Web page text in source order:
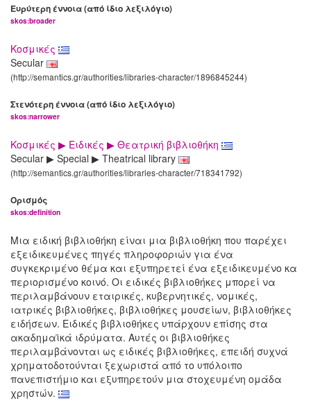
Ευρύτερη έννοια (από ίδιο λεξιλόγιο)
skos:broader
Κοσμικές
Secular
(http://semantics.gr/authorities/libraries-character/1896845244)
Στενότερη έννοια (από ίδιο λεξιλόγιο)
skos:narrower
Κοσμικές ▶ Ειδικές ▶ Θεατρική βιβλιοθήκη
Secular ▶ Special ▶ Theatrical library
(http://semantics.gr/authorities/libraries-character/718341792)
Ορισμός
skos:definition
Μια ειδική βιβλιοθήκη είναι μια βιβλιοθήκη που παρέχει
εξειδικευμένες πηγές πληροφοριών για ένα
συγκεκριμένο θέμα και εξυπηρετεί ένα εξειδικευμένο κα
περιορισμένο κοινό. Οι ειδικές βιβλιοθήκες μπορεί να
περιλαμβάνουν εταιρικές, κυβερνητικές, νομικές,
ιατρικές βιβλιοθήκες, βιβλιοθήκες μουσείων, βιβλιοθήκες
ειδήσεων. Ειδικές βιβλιοθήκες υπάρχουν επίσης στα
ακαδημαϊκά ιδρύματα. Αυτές οι βιβλιοθήκες
περιλαμβάνονται ως ειδικές βιβλιοθήκες, επειδή συχνά
χρηματοδοτούνται ξεχωριστά από το υπόλοιπο
πανεπιστήμιο και εξυπηρετούν μια στοχευμένη ομάδα
χρηστών.